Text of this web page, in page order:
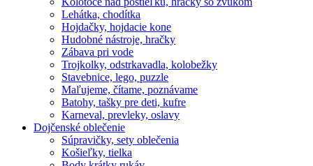
Lehátka, chodítka
Hojdačky, hojdacie kone
Hudobné nástroje, hračky
Zábava pri vode
Trojkolky, odstrkavadla, kolobežky
Stavebnice, lego, puzzle
Maľujeme, čítame, poznávame
Batohy, tašky pre deti, kufre
Karneval, prevleky, oslavy
Dojčenské oblečenie
Súpravičky, sety oblečenia
Košieľky, tielka